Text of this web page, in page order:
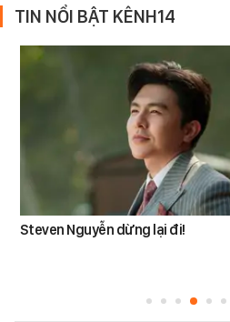
TIN NỔI BẬT KÊNH14
Steven Nguyễn dừng lại đi!